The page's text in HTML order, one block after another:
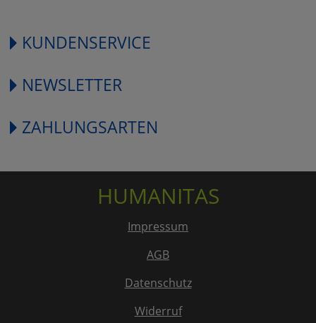
KUNDENSERVICE
NEWSLETTER
ZAHLUNGSARTEN
HUMANITAS
Impressum
AGB
Datenschutz
Widerruf